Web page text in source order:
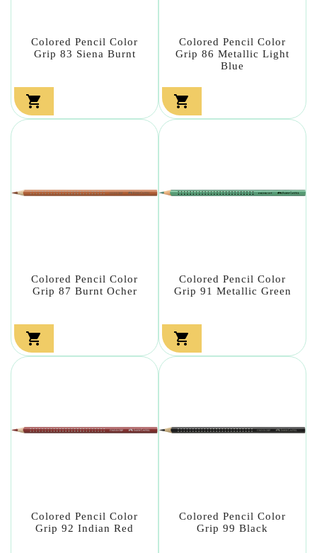
Colored Pencil Color
Grip 83 Siena Burnt

Colored Pencil Color
Grip 86 Metallic Light
Blue

Colored Pencil Color
Grip 87 Burnt Ocher

Colored Pencil Color
Grip 91 Metallic Green

Colored Pencil Color
Grip 92 Indian Red
Colored Pencil Color
Grip 99 Black